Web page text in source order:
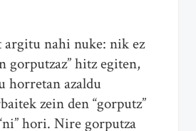
argitu nahi nuke: nik ez
gorputzaz” hitz egiten,
horretan azaldu
zein den “gorputz”
hori. Nire gorputza